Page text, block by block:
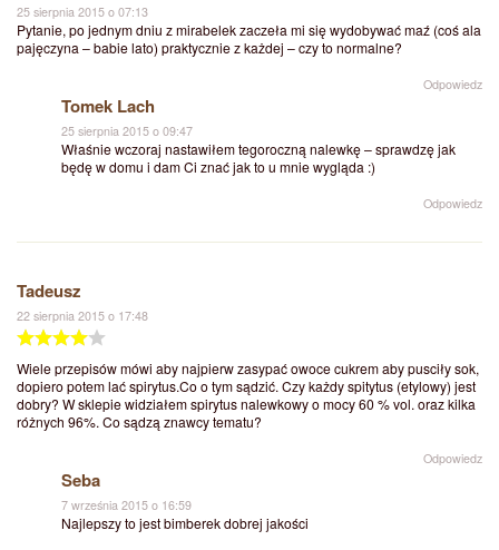
25 sierpnia 2015 o 07:13
Pytanie, po jednym dniu z mirabelek zaczeła mi się wydobywać maź (coś ala
pajęczyna – babie lato) praktycznie z każdej – czy to normalne?
Odpowiedz
Tomek Lach
25 sierpnia 2015 o 09:47
Właśnie wczoraj nastawiłem tegoroczną nalewkę – sprawdzę jak
będę w domu i dam Ci znać jak to u mnie wygląda :)
Odpowiedz
Tadeusz
22 sierpnia 2015 o 17:48
Wiele przepisów mówi aby najpierw zasypać owoce cukrem aby pusciły sok,
dopiero potem lać spirytus.Co o tym sądzić. Czy każdy spitytus (etylowy) jest
dobry? W sklepie widziałem spirytus nalewkowy o mocy 60 % vol. oraz kilka
różnych 96%. Co sądzą znawcy tematu?
Odpowiedz
Seba
7 września 2015 o 16:59
Najlepszy to jest bimberek dobrej jakości